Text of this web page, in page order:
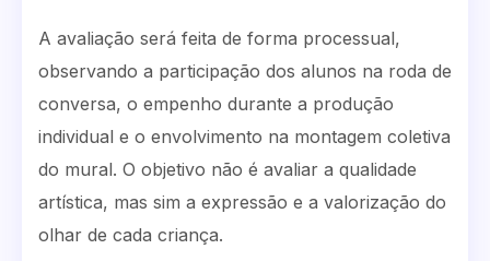
A avaliação será feita de forma processual,
observando a participação dos alunos na roda de
conversa, o empenho durante a produção
individual e o envolvimento na montagem coletiva
do mural. O objetivo não é avaliar a qualidade
artística, mas sim a expressão e a valorização do
olhar de cada criança.